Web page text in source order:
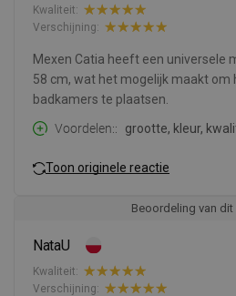
Kwaliteit:
Verschijning:
Mexen Catia heeft een universele
58 cm, wat het mogelijk maakt om
badkamers te plaatsen.
Voordelen:
grootte, kleur,
Toon originele reactie
Beoordeling van
NataU
Kwaliteit:
Verschijning: